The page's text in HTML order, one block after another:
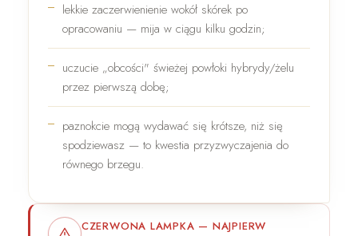
lekkie zaczerwienienie wokół skórekpo
opracowaniu — mija w ciągu kilku godzin;
uczucie „obcości" świeżej powłoki hybrydy/żelu
przez pierwszą dobę;
paznokcie mogą wydawać się krótsze, niż się
spodziewasz — to kwestia przyzwyczajenia do
równego brzegu.
CZERWONA LAMPKA — NAJPIERW